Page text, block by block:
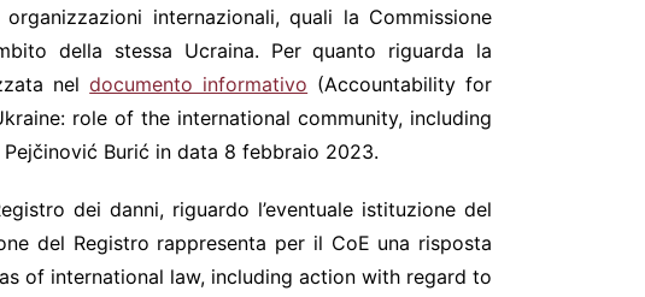
internazionali, quali la Commissione
della stessa Ucraina. Per quanto riguarda la
neldocumento informativo (Accountability for
role of the international community, including
Burić in data 8 febbraio 2023.
dei danni, riguardo l’eventuale istituzione del
del Registro rappresenta per il CoE una risposta
of international law, including action with regard to